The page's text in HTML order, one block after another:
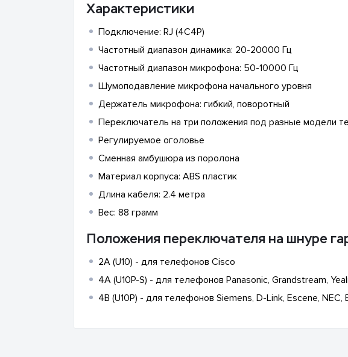
Характеристики
Подключение: RJ (4C4P)
Частотный диапазон динамика: 20-20000 Гц
Частотный диапазон микрофона: 50-10000 Гц
Шумоподавление микрофона начального уровня
Держатель микрофона: гибкий, поворотный
Переключатель на три положения под разные модели
Регулируемое оголовье
Сменная амбушюра из поролона
Материал корпуса: ABS пластик
Длина кабеля: 2.4 метра
Вес: 88 грамм
Положения переключателя на шнуре
2A (U10) - для телефонов Cisco
4A (U10P-S) - для телефонов Panasonic, Grandstream,
4B (U10P) - для телефонов Siemens, D-Link, Escene, NEC,